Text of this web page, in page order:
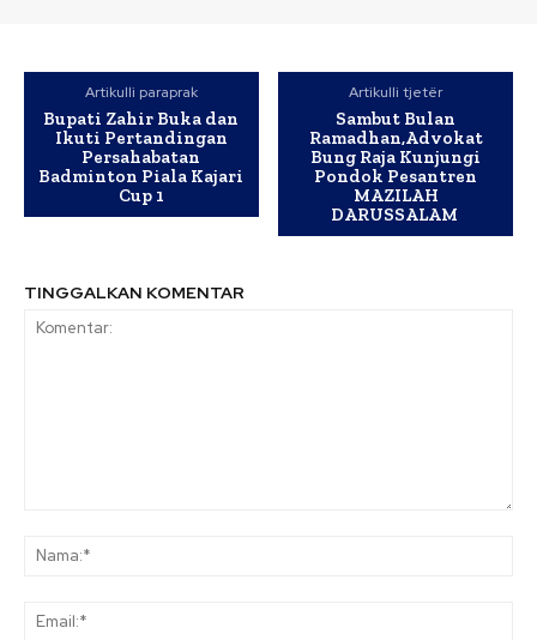
Artikulli paraprak
Bupati Zahir Buka dan
Ikuti Pertandingan
Persahabatan
Badminton Piala Kajari
Cup 1
Artikulli tjetër
Sambut Bulan
Ramadhan,Advokat
Bung Raja Kunjungi
Pondok Pesantren
MAZILAH
DARUSSALAM
TINGGALKAN KOMENTAR